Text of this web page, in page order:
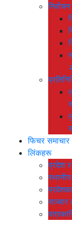
फिचर समाचार
लिंकहरू
प्रदेश
सञ्चार